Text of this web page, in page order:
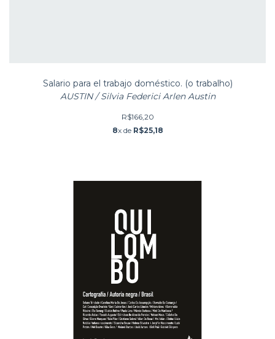
Salario para el trabajo doméstico. (o trabalho)
AUSTIN / Silvia Federici Arlen Austin
R$166,20
8x de R$25,18